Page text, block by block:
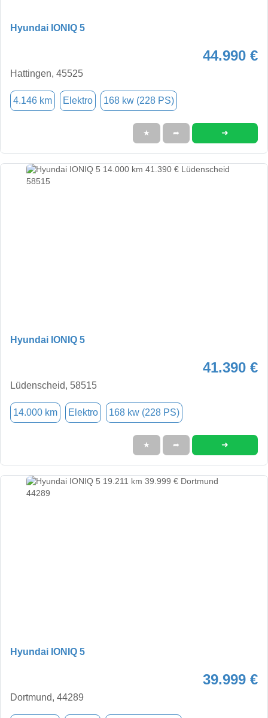
Hyundai IONIQ 5
44.990 €
Hattingen, 45525
4.146 km Elektro 168 kw (228 PS)
★ ➦ ➜
Hyundai IONIQ 5
41.390 €
Lüdenscheid, 58515
14.000 km Elektro 168 kw (228 PS)
★ ➦ ➜
Hyundai IONIQ 5
39.999 €
Dortmund, 44289